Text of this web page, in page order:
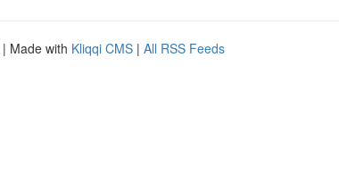
| Made with Kliqqi CMS | All RSS Feeds